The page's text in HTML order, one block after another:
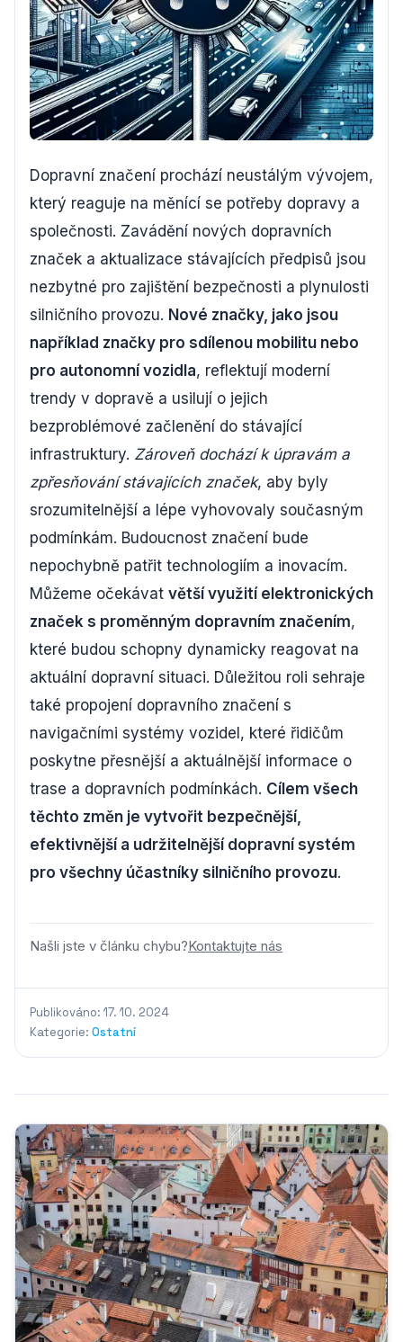
Dopravní značení prochází neustálým vývojem,
který reaguje na měnící se potřeby dopravy a
společnosti. Zavádění nových dopravních
značek a aktualizace stávajících předpisů jsou
nezbytné pro zajištění bezpečnosti a plynulosti
silničního provozu. Nové značky, jako jsou
například značky pro sdílenou mobilitu nebo
pro autonomní vozidla, reflektují moderní
trendy v dopravě a usilují o jejich
bezproblémové začlenění do stávající
infrastruktury. Zároveň dochází k úpravám a
zpřesňování stávajících značek, aby byly
srozumitelnější a lépe vyhovovaly současným
podmínkám. Budoucnost značení bude
nepochybně patřit technologiím a inovacím.
Můžeme očekávat větší využití elektronických
značek s proměnným dopravním značením,
které budou schopny dynamicky reagovat na
aktuální dopravní situaci. Důležitou roli sehraje
také propojení dopravního značení s
navigačními systémy vozidel, které řidičům
poskytne přesnější a aktuálnější informace o
trase a dopravních podmínkách. Cílem všech
těchto změn je vytvořit bezpečnější,
efektivnější a udržitelnější dopravní systém
pro všechny účastníky silničního provozu.
Našli jste v článku chybu?Kontaktujte nás
Publikováno: 17. 10. 2024
Kategorie: Ostatní